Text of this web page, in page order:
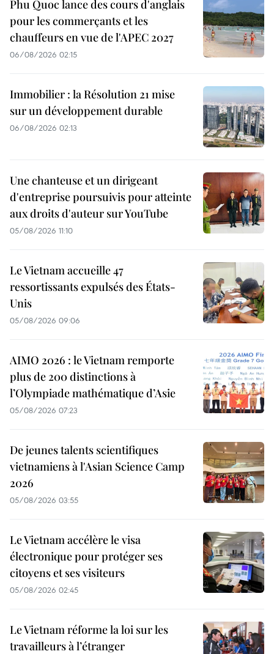
Phu Quoc lance des cours d'anglais
pour les commerçants et les
chauffeurs en vue de l'APEC 2027
06/08/2026 02:15
Immobilier : la Résolution 21 mise
sur un développement durable
06/08/2026 02:13
Une chanteuse et un dirigeant
d'entreprise poursuivis pour atteinte
aux droits d'auteur sur YouTube
05/08/2026 11:10
Le Vietnam accueille 47
ressortissants expulsés des États-
Unis
05/08/2026 09:06
AIMO 2026 : le Vietnam remporte
plus de 200 distinctions à
l’Olympiade mathématique d’Asie
05/08/2026 07:23
De jeunes talents scientifiques
vietnamiens à l'Asian Science Camp
2026
05/08/2026 03:55
Le Vietnam accélère le visa
électronique pour protéger ses
citoyens et ses visiteurs
05/08/2026 02:45
Le Vietnam réforme la loi sur les
travailleurs à l’étranger